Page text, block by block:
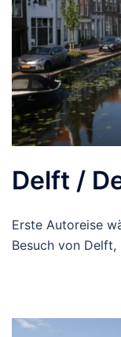
Delft /
Erste Autoreise
Besuch von